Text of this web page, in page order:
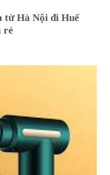
từ Hà Nội đi Huế
rẻ